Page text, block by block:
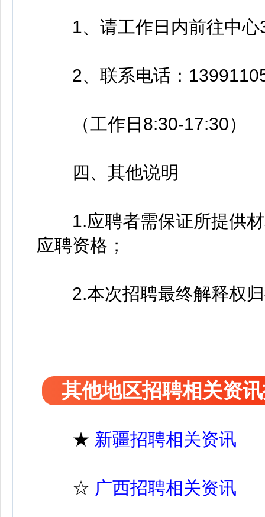
1、请工作日内前往中心3
2、联系电话：
（工作日8:30-17:30）
四、其他说明
1.应聘者需保证所提供材
应聘资格；
2.本次招聘最终解释权归
其他地区招聘相关资
★ 新疆招聘相关资讯
☆ 广西招聘相关资讯